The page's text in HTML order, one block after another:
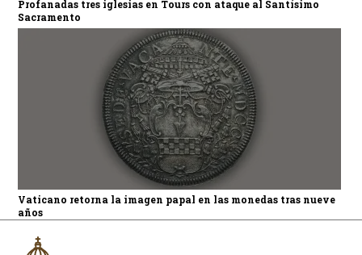
Profanadas tres iglesias en Tours con ataque al Santísimo
Sacramento
Vaticano retorna la imagen papal en las monedas tras nueve
años